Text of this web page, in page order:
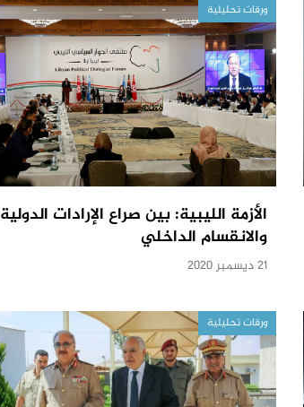
ورقات تحليلية
الأزمة الليبية: بين صراع الإرادات الدولية
والانقسام الداخلي
21 ديسمبر 2020
ورقات تحليلية